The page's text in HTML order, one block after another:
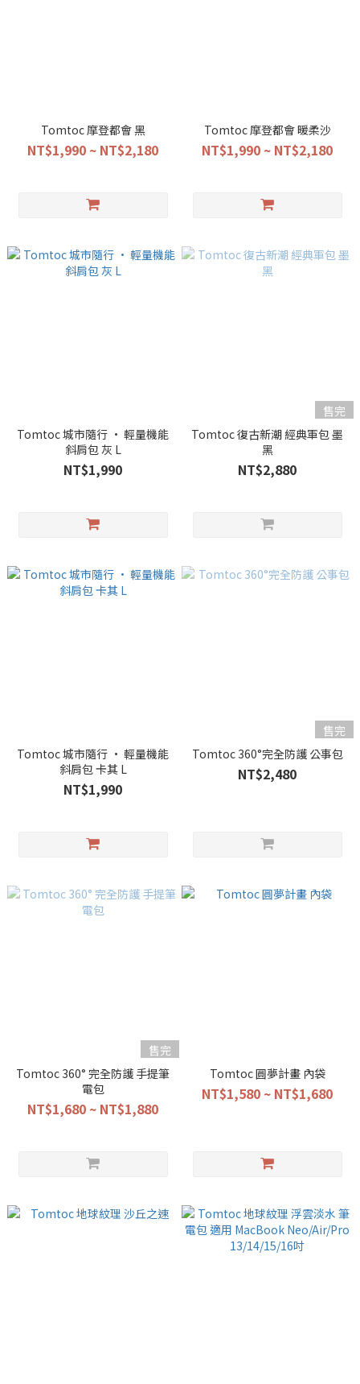
Tomtoc 摩登都會 黑
NT$1,990 ~ NT$2,180
Tomtoc 摩登都會 暖柔沙
NT$1,990 ~ NT$2,180
Tomtoc 城市隨行 • 輕量機能
斜肩包 灰 L
NT$1,990
售完
Tomtoc 復古新潮 經典軍包 墨
黑
NT$2,880
Tomtoc 城市隨行 • 輕量機能
斜肩包 卡其 L
NT$1,990
售完
Tomtoc 360°完全防護 公事包
NT$2,480
售完
Tomtoc 360° 完全防護 手提筆
電包
NT$1,680 ~ NT$1,880
Tomtoc 圓夢計畫 內袋
NT$1,580 ~ NT$1,680